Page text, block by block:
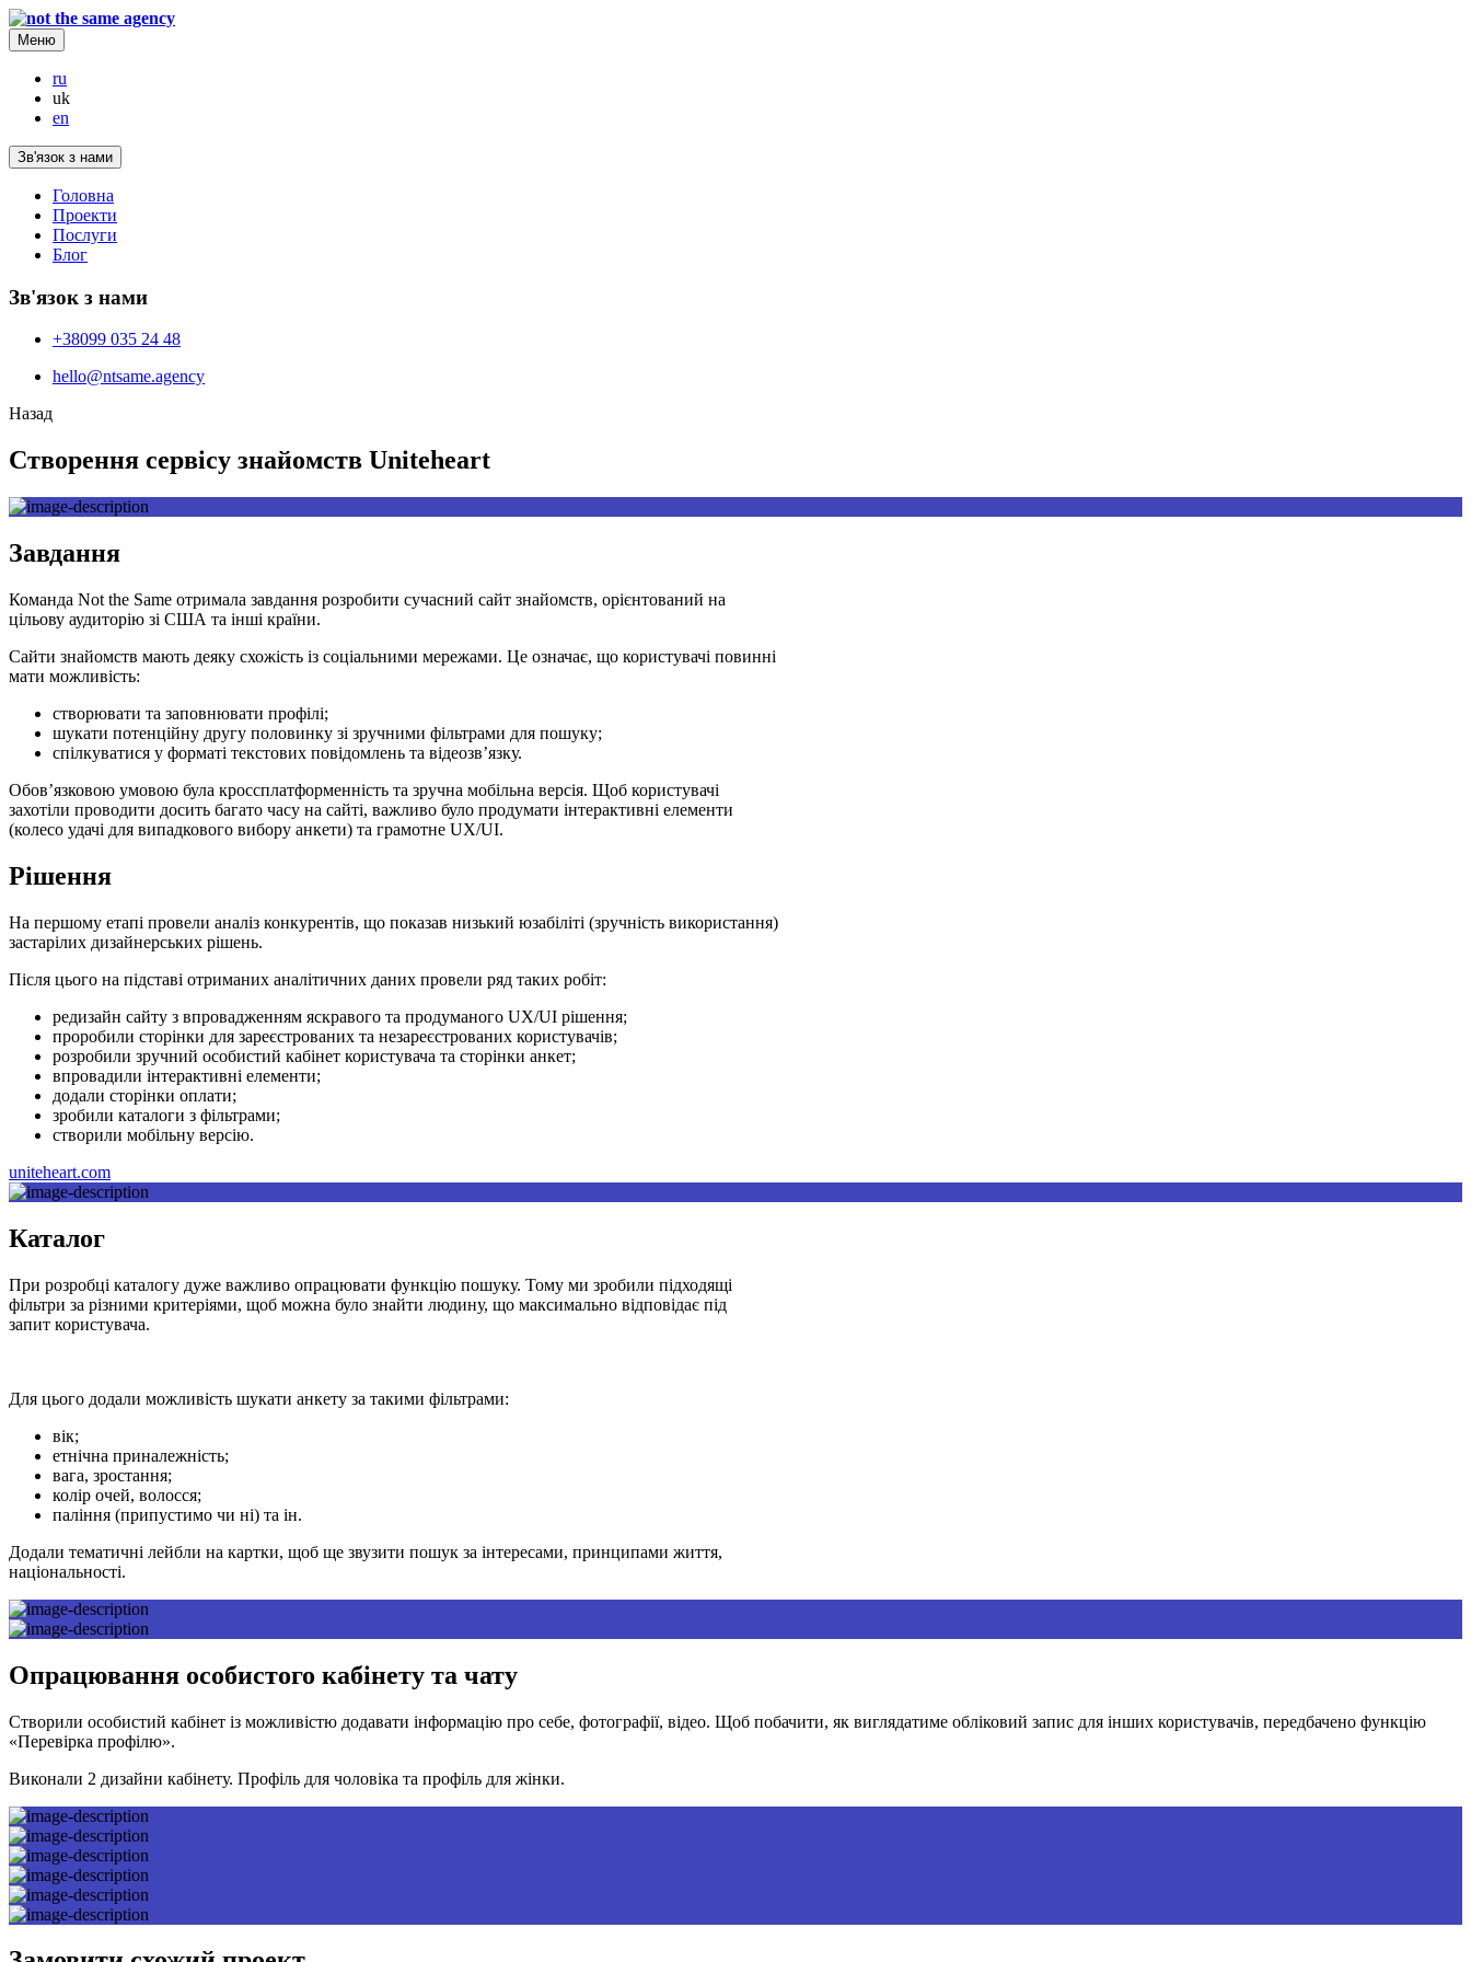
Меню
ru
uk
en
Зв'язок з нами
Головна
Проекти
Послуги
Блог
Зв'язок з нами
+38099 035 24 48
hello@ntsame.agency
Назад
Створення сервісу знайомств Uniteheart
Завдання
Команда Not the Same отримала завдання розробити сучасний сайт знайомств, орієнтований на
цільову аудиторію зі США та інші країни.
Сайти знайомств мають деяку схожість із соціальними мережами. Це означає, що користувачі повинні
мати можливість:
створювати та заповнювати профілі;
шукати потенційну другу половинку зі зручними фільтрами для пошуку;
спілкуватися у форматі текстових повідомлень та відеозв’язку.
Обов’язковою умовою була кроссплатформенність та зручна мобільна версія. Щоб користувачі
захотіли проводити досить багато часу на сайті, важливо було продумати інтерактивні елементи
(колесо удачі для випадкового вибору анкети) та грамотне UX/UI.
Рішення
На першому етапі провели аналіз конкурентів, що показав низький юзабіліті (зручність використання)
застарілих дизайнерських рішень.
Після цього на підставі отриманих аналітичних даних провели ряд таких робіт:
редизайн сайту з впровадженням яскравого та продуманого UX/UI рішення;
проробили сторінки для зареєстрованих та незареєстрованих користувачів;
розробили зручний особистий кабінет користувача та сторінки анкет;
впровадили інтерактивні елементи;
додали сторінки оплати;
зробили каталоги з фільтрами;
створили мобільну версію.
uniteheart.com
Каталог
При розробці каталогу дуже важливо опрацювати функцію пошуку. Тому ми зробили підходящі
фільтри за різними критеріями, щоб можна було знайти людину, що максимально відповідає під
запит користувача.
Для цього додали можливість шукати анкету за такими фільтрами:
вік;
етнічна приналежність;
вага, зростання;
колір очей, волосся;
паління (припустимо чи ні) та ін.
Додали тематичні лейбли на картки, щоб ще звузити пошук за інтересами, принципами життя,
національності.
Опрацювання особистого кабінету та чату
Створили особистий кабінет із можливістю додавати інформацію про себе, фотографії, відео. Щоб побачити, як виглядатиме обліковий запис для інших користувачів, передбачено функцію
«Перевірка профілю».
Виконали 2 дизайни кабінету. Профіль для чоловіка та профіль для жінки.